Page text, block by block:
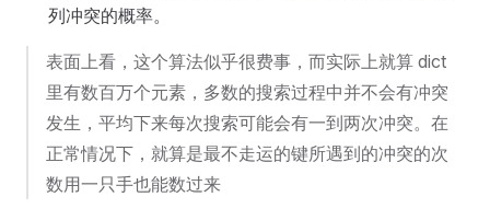
列冲突的概率。
表面上看，这个算法似乎很费事，而实际上就算 dict
里有数百万个元素，多数的搜索过程中并不会有冲突
发生，平均下来每次搜索可能会有一到两次冲突。在
正常情况下，就算是最不走运的键所遇到的冲突的次
数用一只手也能数过来